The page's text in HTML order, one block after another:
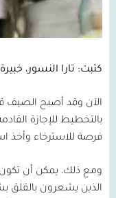
كتبت: تارا النسور،
الآن وقد أصبح الصيف
بالتخطيط للإجازة
فرصة للاسترخاء وأخذ
ومع ذلك، يمكن أن تكون
الذين يشعرون بالقلق